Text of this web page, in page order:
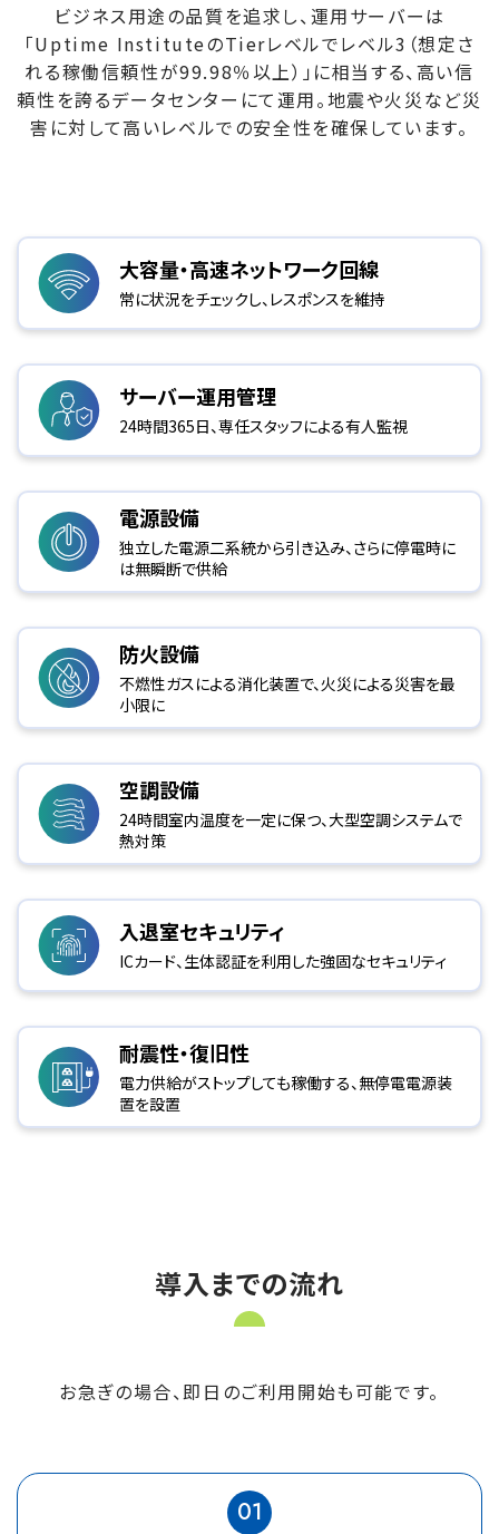
ビジネス用途の品質を追求し、運用サーバーは
「Uptime InstituteのTierレベルでレベル3（想定さ
れる稼働信頼性が99.98％以上）」に相当する、高い信
頼性を誇るデータセンターにて運用。地震や火災など災
害に対して高いレベルでの安全性を確保しています。
大容量・高速ネットワーク回線
常に状況をチェックし、レスポンスを維持
サーバー運用管理
24時間365日、専任スタッフによる有人監視
電源設備
独立した電源二系統から引き込み、さらに停電時に
は無瞬断で供給
防火設備
不燃性ガスによる消化装置で、火災による災害を最
小限に
空調設備
24時間室内温度を一定に保つ、大型空調システムで
熱対策
入退室セキュリティ
ICカード、生体認証を利用した強固なセキュリティ
耐震性・復旧性
電力供給がストップしても稼働する、無停電電源装
置を設置
導入までの流れ
お急ぎの場合、即日のご利用開始も可能です。
01